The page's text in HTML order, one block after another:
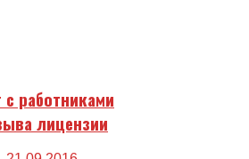
работниками
лицензии